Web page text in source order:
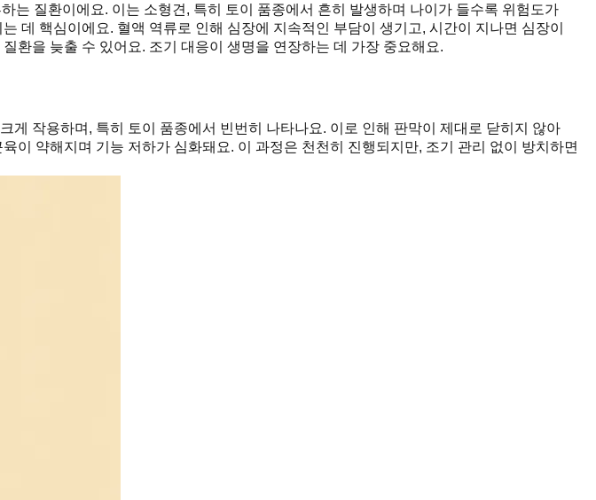
는 질환이에요. 이는 소형견, 특히 토이 품종에서 흔히 발생하며 나이가 들수록 위험도가
데 핵심이에요. 혈액 역류로 인해 심장에 지속적인 부담이 생기고, 시간이 지나면 심장이
환을 늦출 수 있어요. 조기 대응이 생명을 연장하는 데 가장 중요해요.
작용하며, 특히 토이 품종에서 빈번히 나타나요. 이로 인해 판막이 제대로 닫히지 않아
이 약해지며 기능 저하가 심화돼요. 이 과정은 천천히 진행되지만, 조기 관리 없이 방치하면